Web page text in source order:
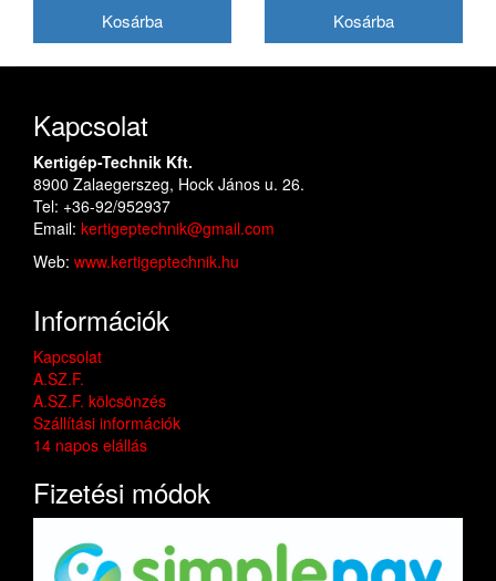
Kapcsolat
Kertigép-Technik Kft.
8900 Zalaegerszeg, Hock János u. 26.
Tel: +36-92/952937
Email: kertigeptechnik@gmail.com
Web: www.kertigeptechnik.hu
Információk
Kapcsolat
A.SZ.F.
A.SZ.F. kölcsönzés
Szállítási információk
14 napos elállás
Fizetési módok